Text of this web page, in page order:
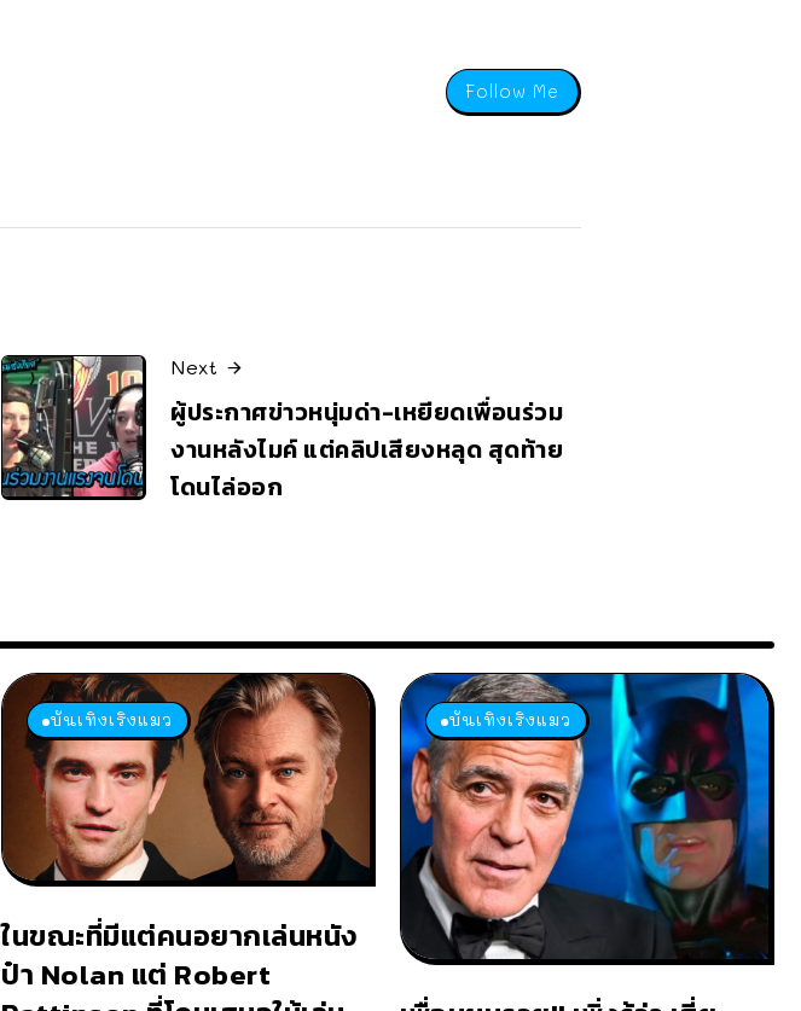
Follow Me
Next
ผู้ประกาศข่าวหนุ่มด่า-เหยียดเพื่อนร่วม
งานหลังไมค์ แต่คลิปเสียงหลุด สุดท้าย
โดนไล่ออก
บันเทิงเริงแมว
ในขณะที่มีแต่คนอยากเล่นหนัง
ป๋า Nolan แต่ Robert
บันเทิงเริงแมว